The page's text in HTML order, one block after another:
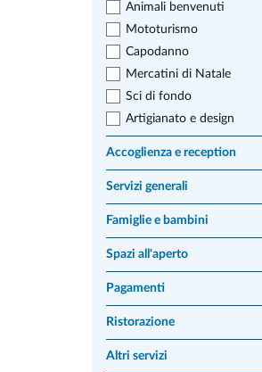
Animali benvenuti
Mototurismo
Capodanno
Mercatini di Natale
Sci di fondo
Artigianato e design
Accoglienza e reception
Servizi generali
Famiglie e bambini
Spazi all'aperto
Pagamenti
Ristorazione
Altri servizi